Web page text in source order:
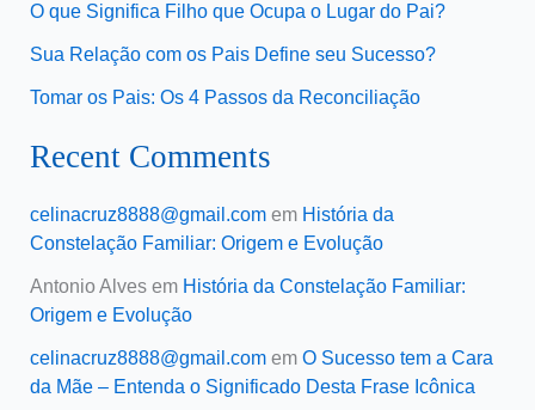
O que Significa Filho que Ocupa o Lugar do Pai?
Sua Relação com os Pais Define seu Sucesso?
Tomar os Pais: Os 4 Passos da Reconciliação
Recent Comments
celinacruz8888@gmail.comem História da
Constelação Familiar: Origem e Evolução
Antonio Alvesem História da Constelação Familiar:
Origem e Evolução
celinacruz8888@gmail.comem O Sucesso tem a Cara
da Mãe – Entenda o Significado Desta Frase Icônica